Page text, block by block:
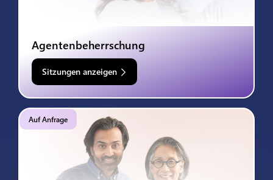
Agentenbeherrschung
Sitzungen anzeigen
Auf Anfrage